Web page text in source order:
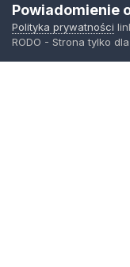
Powiadomienie
Polityka prywatności
RODO - Strona tylko